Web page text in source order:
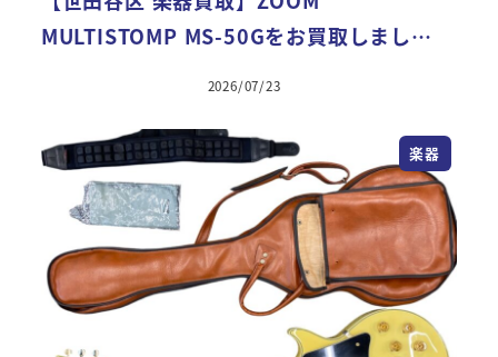
MULTISTOMP MS-50Gをお買取しまし…
2026/07/23
楽器